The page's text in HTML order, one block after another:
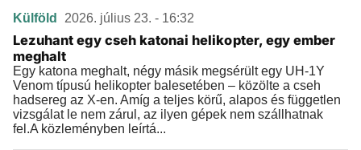
Külföld 2026. július 23. - 16:32
Lezuhant egy cseh katonai helikopter, egy ember
meghalt
Egy katona meghalt, négy másik megsérült egy UH-1Y
Venom típusú helikopter balesetében – közölte a cseh
hadsereg az X-en. Amíg a teljes körű, alapos és független
vizsgálat le nem zárul, az ilyen gépek nem szállhatnak
fel.A közleményben leírtá...